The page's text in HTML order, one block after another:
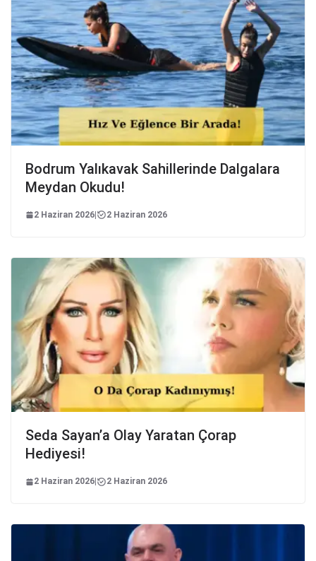
Bodrum Yalıkavak Sahillerinde Dalgalara
Meydan Okudu!
2 Haziran 2026| 2 Haziran 2026
Seda Sayan’a Olay Yaratan Çorap
Hediyesi!
2 Haziran 2026 2 Haziran 2026